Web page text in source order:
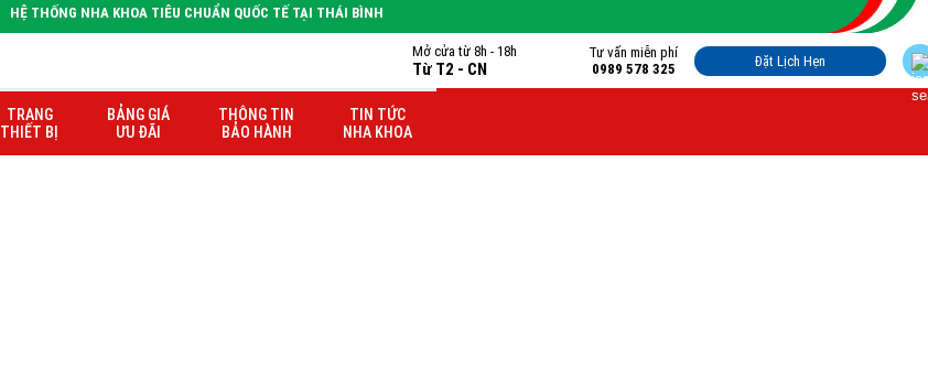
HỆ THỐNG NHA KHOA TIÊU CHUẨN QUỐC TẾ TẠI THÁI BÌNH
Mở cửa từ 8h - 18h
Từ T2 - CN
Tư vấn miễn phí
0989 578 325
Đặt Lịch Hẹn
TRANG
THIẾT BỊ
BẢNG GIÁ
ƯU ĐÃI
THÔNG TIN
BẢO HÀNH
TIN TỨC
NHA KHOA